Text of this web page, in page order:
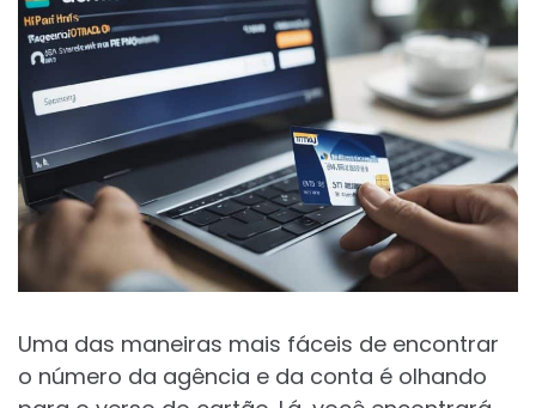
Uma das maneiras mais fáceis de encontrar
o número da agência e da conta é olhando